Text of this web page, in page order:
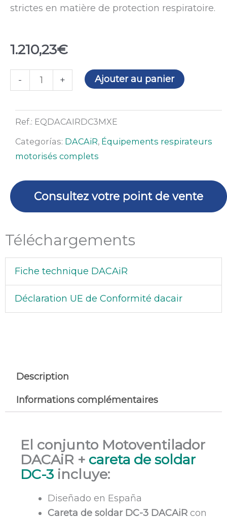
strictes en matière de protection respiratoire.
1.210,23€
-
quantité
de
ventilateur
souder
DC-
+ Ajouter au panier
Ref.: EQDACAIRDC3MXE
Categorías: DACAiR, Équipements respirateurs
motorisés complets
Consultez votre point de vente
Téléchargements
Fiche technique DACAiR
Déclaration UE de Conformité dacair
Description
Informations complémentaires
El conjunto Motoventilador
DACAiR + careta de soldar
DC-3 incluye:
Diseñado en España
Careta de soldar DC-3 DACAiR con